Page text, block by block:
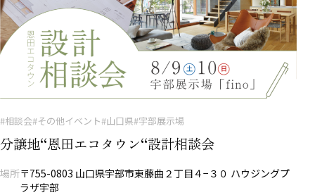
#相談会#その他イベント#山口県#宇部展示場
分譲地“恩田エコタウン“設計相談会
場所〒755-0803 山口県宇部市東藤曲２丁目４−３０ ハウジングプ
ラザ宇部